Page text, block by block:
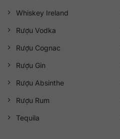
Whiskey Ireland
Rượu Vodka
Rượu Cognac
Rượu Gin
Rượu Absinthe
Rượu Rum
Tequila